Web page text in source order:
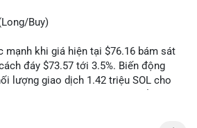
Buy)
mạnh khi giá hiện tại $76.16 bám sát
đáy $73.57 tới 3.5%. Biến động
lượng giao dịch 1.42 triệu SOL cho